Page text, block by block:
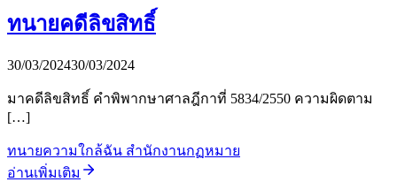
ทนายคดีลิขสิทธิ์
30/03/202430/03/2024
มาคดีลิขสิทธิ์ คำพิพากษาศาลฎีกาที่ 5834/2550 ความผิดตาม
[…]
ทนายความใกล้ฉัน สำนักงานกฏหมาย
อ่านเพิ่มเติม